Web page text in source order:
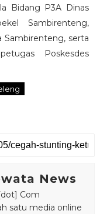
Bidang P3A Dinas
Sambirenteng,
Sambirenteng, serta
Poskesdes
News
Com
satu media online